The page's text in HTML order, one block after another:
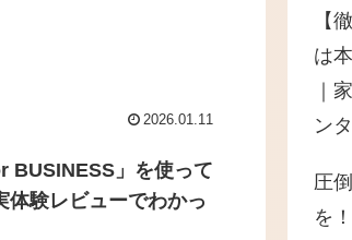
2026.01.11
BUSINESS」を使って
体験レビューでわかっ
【
は
｜
ン
圧
を